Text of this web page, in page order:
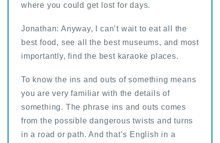
where you could get lost for days.
Jonathan: Anyway, I can’t wait to eat all the
best food, see all the best museums, and most
importantly, find the best karaoke places.
To know the ins and outs of something means
you are very familiar with the details of
something. The phrase ins and outs comes
from the possible dangerous twists and turns
in a road or path. And that’s English in a